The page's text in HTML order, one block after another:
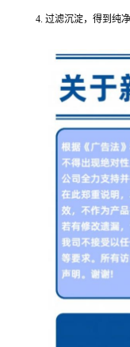
4. 过滤沉淀，得到纯